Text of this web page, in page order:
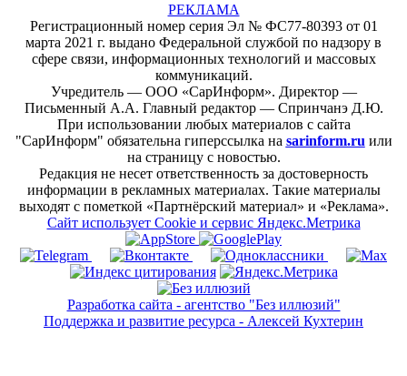
РЕКЛАМА
Регистрационный номер серия Эл № ФС77-80393 от 01
марта 2021 г. выдано Федеральной службой по надзору в
сфере связи, информационных технологий и массовых
коммуникаций.
Учредитель — ООО «СарИнформ». Директор —
Письменный А.А. Главный редактор — Спринчанэ Д.Ю.
При использовании любых материалов с сайта
"СарИнформ" обязательна гиперссылка на sarinform.ru или
на страницу с новостью.
Редакция не несет ответственность за достоверность
информации в рекламных материалах. Такие материалы
выходят с пометкой «Партнёрский материал» и «Реклама».
Сайт использует Cookie и сервиc Яндекс.Метрика
Разработка сайта - агентство "Без иллюзий"
Поддержка и развитие ресурса - Алексей Кухтерин